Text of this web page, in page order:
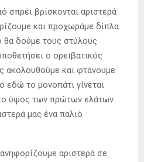
σπρέι βρίσκονται αριστερά
και προχωράμε δίπλα
θα δούμε τους στύλους
ο ορειβατικός
ακολουθούμε και φτάνουμε
εδώ το μονοπάτι γίνεται
ύψος των πρώτων ελάτων.
μας ένα παλιό
αριστερά σε